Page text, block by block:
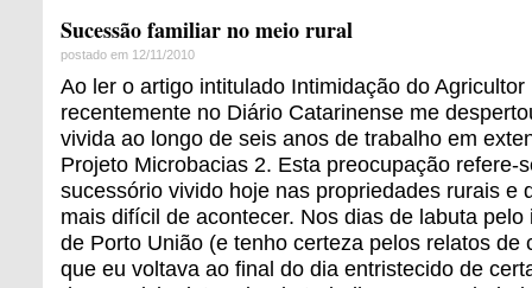
Sucessão familiar no meio rural
postado em 12/11/2010
Ao ler o artigo intitulado Intimidação do Agricultor
recentemente no Diário Catarinense me
vivida ao longo de seis anos de trabalho em
Projeto Microbacias 2. Esta preocupação refere-
sucessório vivido hoje nas propriedades rurais e
mais difícil de acontecer. Nos dias de labuta
de Porto União (e tenho certeza pelos relatos de
que eu voltava ao final do dia entristecido de